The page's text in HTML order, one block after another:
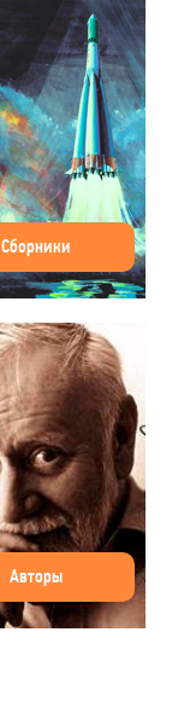
Сборники
Авторы